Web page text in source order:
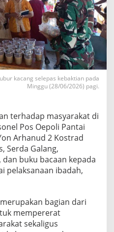
kacang selepas kebaktian pada
Minggu (28/06/2026) pagi.
terhadap masyarakat di
Pos Oepoli Pantai
Arhanud 2 Kostrad
Serda Galang,
buku bacaan kepada
pelaksanaan ibadah,
bagian dari
mempererat
sekaligus